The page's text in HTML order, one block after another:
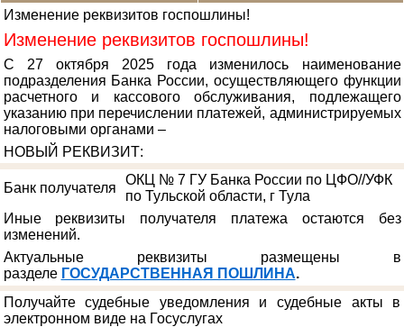
Изменение реквизитов госпошлины!
Изменение реквизитов госпошлины!
С 27 октября 2025 года изменилось наименование
подразделения Банка России, осуществляющего функции
расчетного и кассового обслуживания, подлежащего
указанию при перечислении платежей, администрируемых
налоговыми органами –
НОВЫЙ РЕКВИЗИТ:
Банк получателя
ОКЦ № 7 ГУ Банка России по ЦФО//УФК
по Тульской области, г Тула
Иные реквизиты получателя платежа остаются без
изменений.
Актуальные реквизиты размещены в
разделе ГОСУДАРСТВЕННАЯ ПОШЛИНА.
Получайте судебные уведомления и судебные акты в
электронном виде на Госуслугах